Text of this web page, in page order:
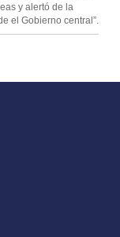
y alertó de la
el Gobierno central”.